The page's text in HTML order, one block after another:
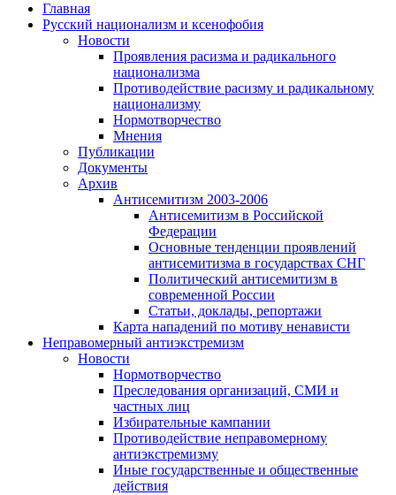
Главная
Русский национализм и ксенофобия
Новости
Проявления расизма и радикального
национализма
Противодействие расизму и радикальному
национализму
Нормотворчество
Мнения
Публикации
Документы
Архив
Антисемитизм 2003-2006
Антисемитизм в Российской
Федерации
Основные тенденции проявлений
антисемитизма в государствах СНГ
Политический антисемитизм в
современной России
Статьи, доклады, репортажи
Карта нападений по мотиву ненависти
Неправомерный антиэкстремизм
Новости
Нормотворчество
Преследования организаций, СМИ и
частных лиц
Избирательные кампании
Противодействие неправомерному
антиэкстремизму
Иные государственные и общественные
действия